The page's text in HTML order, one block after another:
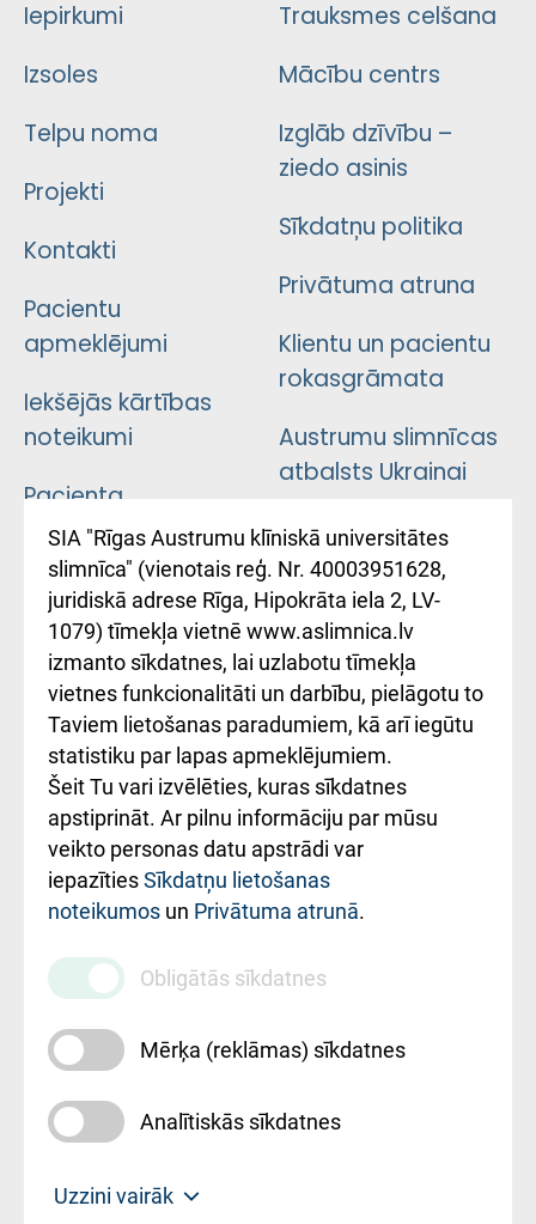
Iepirkumi
Izsoles
Telpu noma
Projekti
Kontakti
Pacientu
apmeklējumi
Iekšējās kārtības
noteikumi
Pacienta
atsauksmju/sūdzību
iesniegšanas
kārtība
Kā pie mums nokļūt
Rēķinu apmaksas
ceļvedis
Rekvizīti un
ārstniecības
iestādes kods
010000234
Maksas
pakalpojumu
cenrādis
Trauksmes celšana
Mācību centrs
Izglāb dzīvību –
ziedo asinis
Sīkdatņu politika
Privātuma atruna
Klientu un pacientu
rokasgrāmata
Austrumu slimnīcas
atbalsts Ukrainai
Підтримка Східної
лікарні та співпраця з
Україною
SIA "Rīgas Austrumu klīniskā universitātes
slimnīca" (vienotais reģ. Nr. 40003951628,
juridiskā adrese Rīga, Hipokrāta iela 2, LV-
1079) tīmekļa vietnē www.aslimnica.lv
izmanto sīkdatnes, lai uzlabotu tīmekļa
vietnes funkcionalitāti un darbību, pielāgotu to
Taviem lietošanas paradumiem, kā arī iegūtu
statistiku par lapas apmeklējumiem.
Šeit Tu vari izvēlēties, kuras sīkdatnes
apstiprināt. Ar pilnu informāciju par mūsu
veikto personas datu apstrādi var
iepazītiesSīkdatņu lietošanas
noteikumos un Privātuma atrunā.
Obligātās sīkdatnes
Mērķa (reklāmas) sīkdatnes
Analītiskās sīkdatnes
Uzzini vairāk